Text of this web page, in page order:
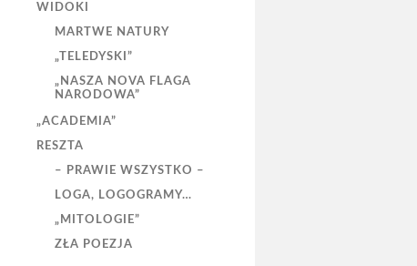
WIDOKI
MARTWE NATURY
„TELEDYSKI”
„NASZA NOVA FLAGA
NARODOWA”
„ACADEMIA”
RESZTA
– PRAWIE WSZYSTKO –
LOGA, LOGOGRAMY…
„MITOLOGIE”
ZŁA POEZJA